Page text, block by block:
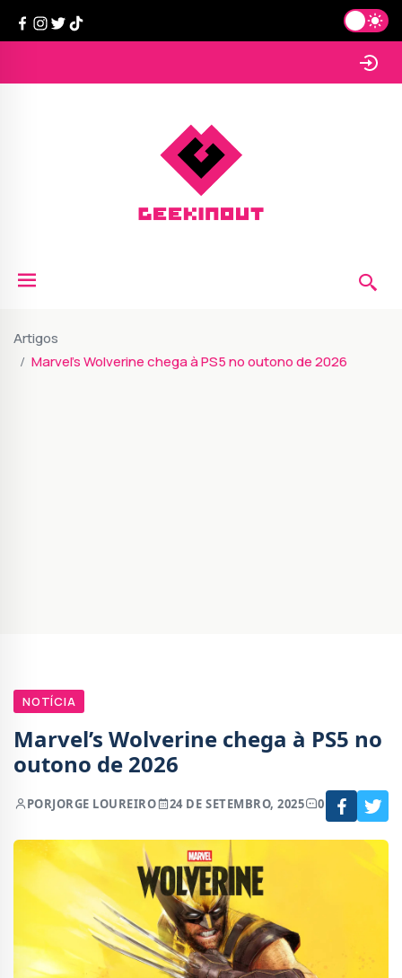
Artigos
Marvel’s Wolverine chega à PS5 no outono de 2026
NOTÍCIA
Marvel’s Wolverine chega à PS5 no
outono de 2026
PORJORGE LOUREIRO 24 DE SETEMBRO, 2025 0